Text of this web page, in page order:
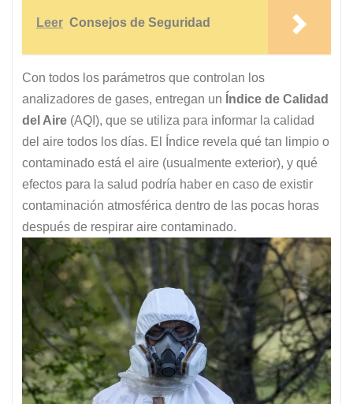
Leer Consejos de Seguridad
Con todos los parámetros que controlan los
analizadores de gases, entregan un Índice de Calidad
del Aire (AQI), que se utiliza para informar la calidad
del aire todos los días. El Índice revela qué tan limpio o
contaminado está el aire (usualmente exterior), y qué
efectos para la salud podría haber en caso de existir
contaminación atmosférica dentro de las pocas horas
después de respirar aire contaminado.